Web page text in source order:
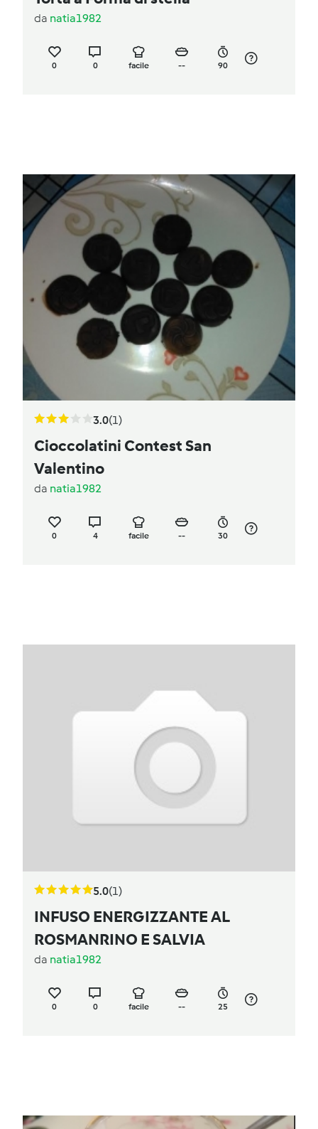
da natia1982
0 0 facile -- 90
3.0(1)
Cioccolatini Contest San
Valentino
da natia1982
0 4 facile -- 30
5.0(1)
INFUSO ENERGIZZANTE AL
ROSMANRINO E SALVIA
da natia1982
0 0 facile -- 25